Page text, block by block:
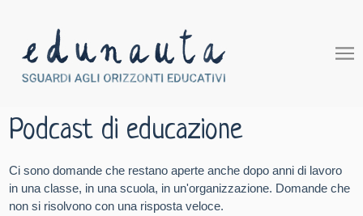
Podcast di educazione
Ci sono domande che restano aperte anche dopo anni di lavoro
in una classe, in una scuola, in un'organizzazione. Domande che
non si risolvono con una risposta veloce.